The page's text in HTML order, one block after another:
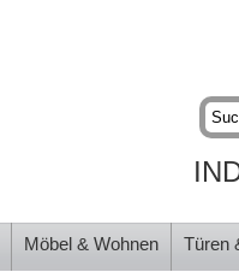
Möbel & Wohnen Türen